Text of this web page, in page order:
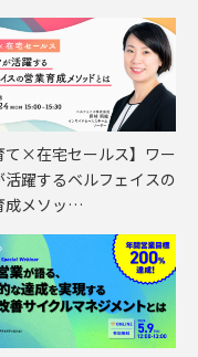
て×在宅セールス】ワー
活躍するベルフェイスの
成メソッ…